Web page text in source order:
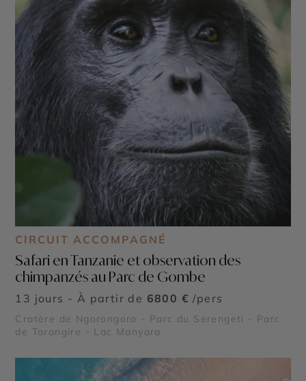
CIRCUIT ACCOMPAGNÉ
Safari en Tanzanie et observation des
chimpanzés au Parc de Gombe
13 jours - À partir de 6800 € /pers
Cratère de Ngorongoro - Parc du Serengeti - Parc
de Tarangire - Lac Manyara